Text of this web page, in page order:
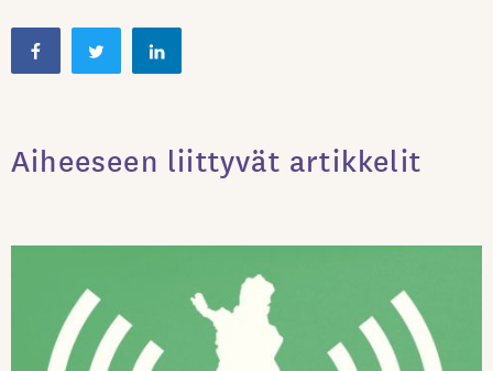
Aiheeseen liittyvät artikkelit